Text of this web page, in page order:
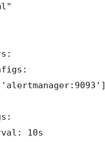
10s